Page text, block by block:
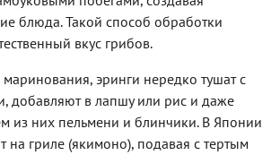
блюда. Такой способ обработки
вкус грибов.
эринги нередко тушат с
добавляют в лапшу или рис и даже
из них пельмени и блинчики. В Японии
на гриле (якимоно), подавая с тертым